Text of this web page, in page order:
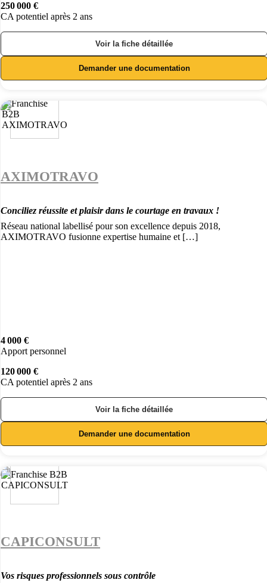
250 000 €
CA potentiel après 2 ans
Voir la fiche détaillée
Demander une documentation
AXIMOTRAVO
Conciliez réussite et plaisir dans le courtage en travaux !
Réseau national labellisé pour son excellence depuis 2018,
AXIMOTRAVO fusionne expertise humaine et […]
4 000 €
Apport personnel
120 000 €
CA potentiel après 2 ans
Voir la fiche détaillée
Demander une documentation
CAPICONSULT
Vos risques professionnels sous contrôle